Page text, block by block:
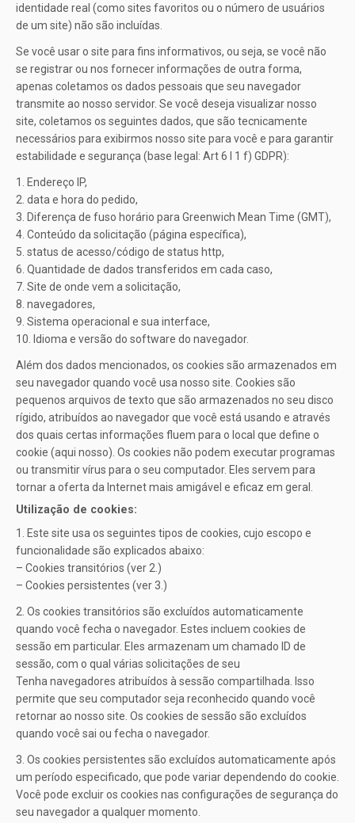
identidade real (como sites favoritos ou o número de usuários
de um site) não são incluídas.
Se você usar o site para fins informativos, ou seja, se você não
se registrar ou nos fornecer informações de outra forma,
apenas coletamos os dados pessoais que seu navegador
transmite ao nosso servidor. Se você deseja visualizar nosso
site, coletamos os seguintes dados, que são tecnicamente
necessários para exibirmos nosso site para você e para garantir
estabilidade e segurança (base legal: Art 6 I 1 f) GDPR):
1. Endereço IP,
2. data e hora do pedido,
3. Diferença de fuso horário para Greenwich Mean Time (GMT),
4. Conteúdo da solicitação (página específica),
5. status de acesso/código de status http,
6. Quantidade de dados transferidos em cada caso,
7. Site de onde vem a solicitação,
8. navegadores,
9. Sistema operacional e sua interface,
10. Idioma e versão do software do navegador.
Além dos dados mencionados, os cookies são armazenados em
seu navegador quando você usa nosso site. Cookies são
pequenos arquivos de texto que são armazenados no seu disco
rígido, atribuídos ao navegador que você está usando e através
dos quais certas informações fluem para o local que define o
cookie (aqui nosso). Os cookies não podem executar programas
ou transmitir vírus para o seu computador. Eles servem para
tornar a oferta da Internet mais amigável e eficaz em geral.
Utilização de cookies:
1. Este site usa os seguintes tipos de cookies, cujo escopo e
funcionalidade são explicados abaixo:
– Cookies transitórios (ver 2.)
– Cookies persistentes (ver 3.)
2. Os cookies transitórios são excluídos automaticamente
quando você fecha o navegador. Estes incluem cookies de
sessão em particular. Eles armazenam um chamado ID de
sessão, com o qual várias solicitações de seu
Tenha navegadores atribuídos à sessão compartilhada. Isso
permite que seu computador seja reconhecido quando você
retornar ao nosso site. Os cookies de sessão são excluídos
quando você sai ou fecha o navegador.
3. Os cookies persistentes são excluídos automaticamente após
um período especificado, que pode variar dependendo do cookie.
Você pode excluir os cookies nas configurações de segurança do
seu navegador a qualquer momento.